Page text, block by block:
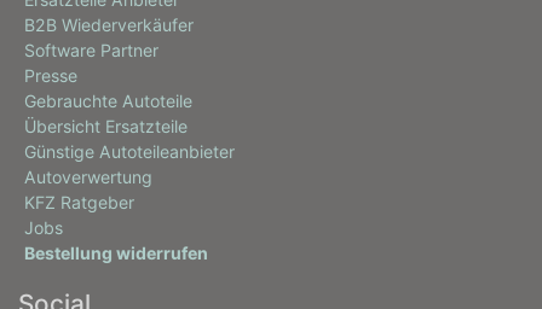
B2B Wiederverkäufer
Software Partner
Presse
Gebrauchte Autoteile
Übersicht Ersatzteile
Günstige Autoteileanbieter
Autoverwertung
KFZ Ratgeber
Jobs
Bestellung widerrufen